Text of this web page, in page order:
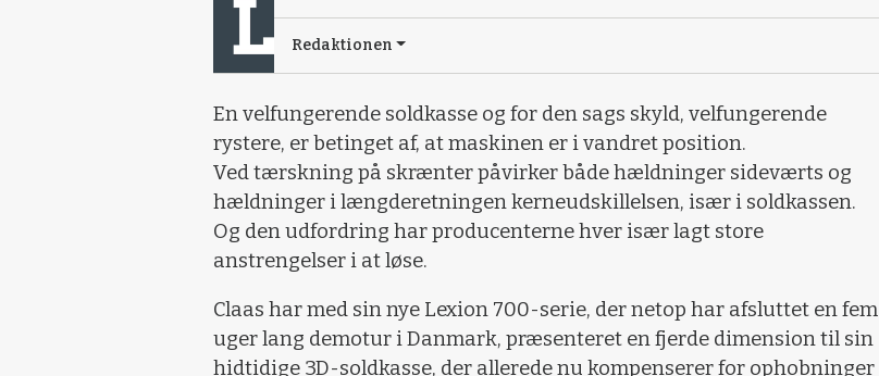
Redaktionen
En velfungerende soldkasse og for den sags skyld, velfungerende
rystere, er betinget af, at maskinen er i vandret position.
Ved tærskning på skrænter påvirker både hældninger sideværts og
hældninger i længderetningen kerneudskillelsen, især i soldkassen.
Og den udfordring har producenterne hver især lagt store
anstrengelser i at løse.
Claas har med sin nye Lexion 700-serie, der netop har afsluttet en fem
uger lang demotur i Danmark, præsenteret en fjerde dimension til sin
hidtidige 3D-soldkasse, der allerede nu kompenserer for ophobninger